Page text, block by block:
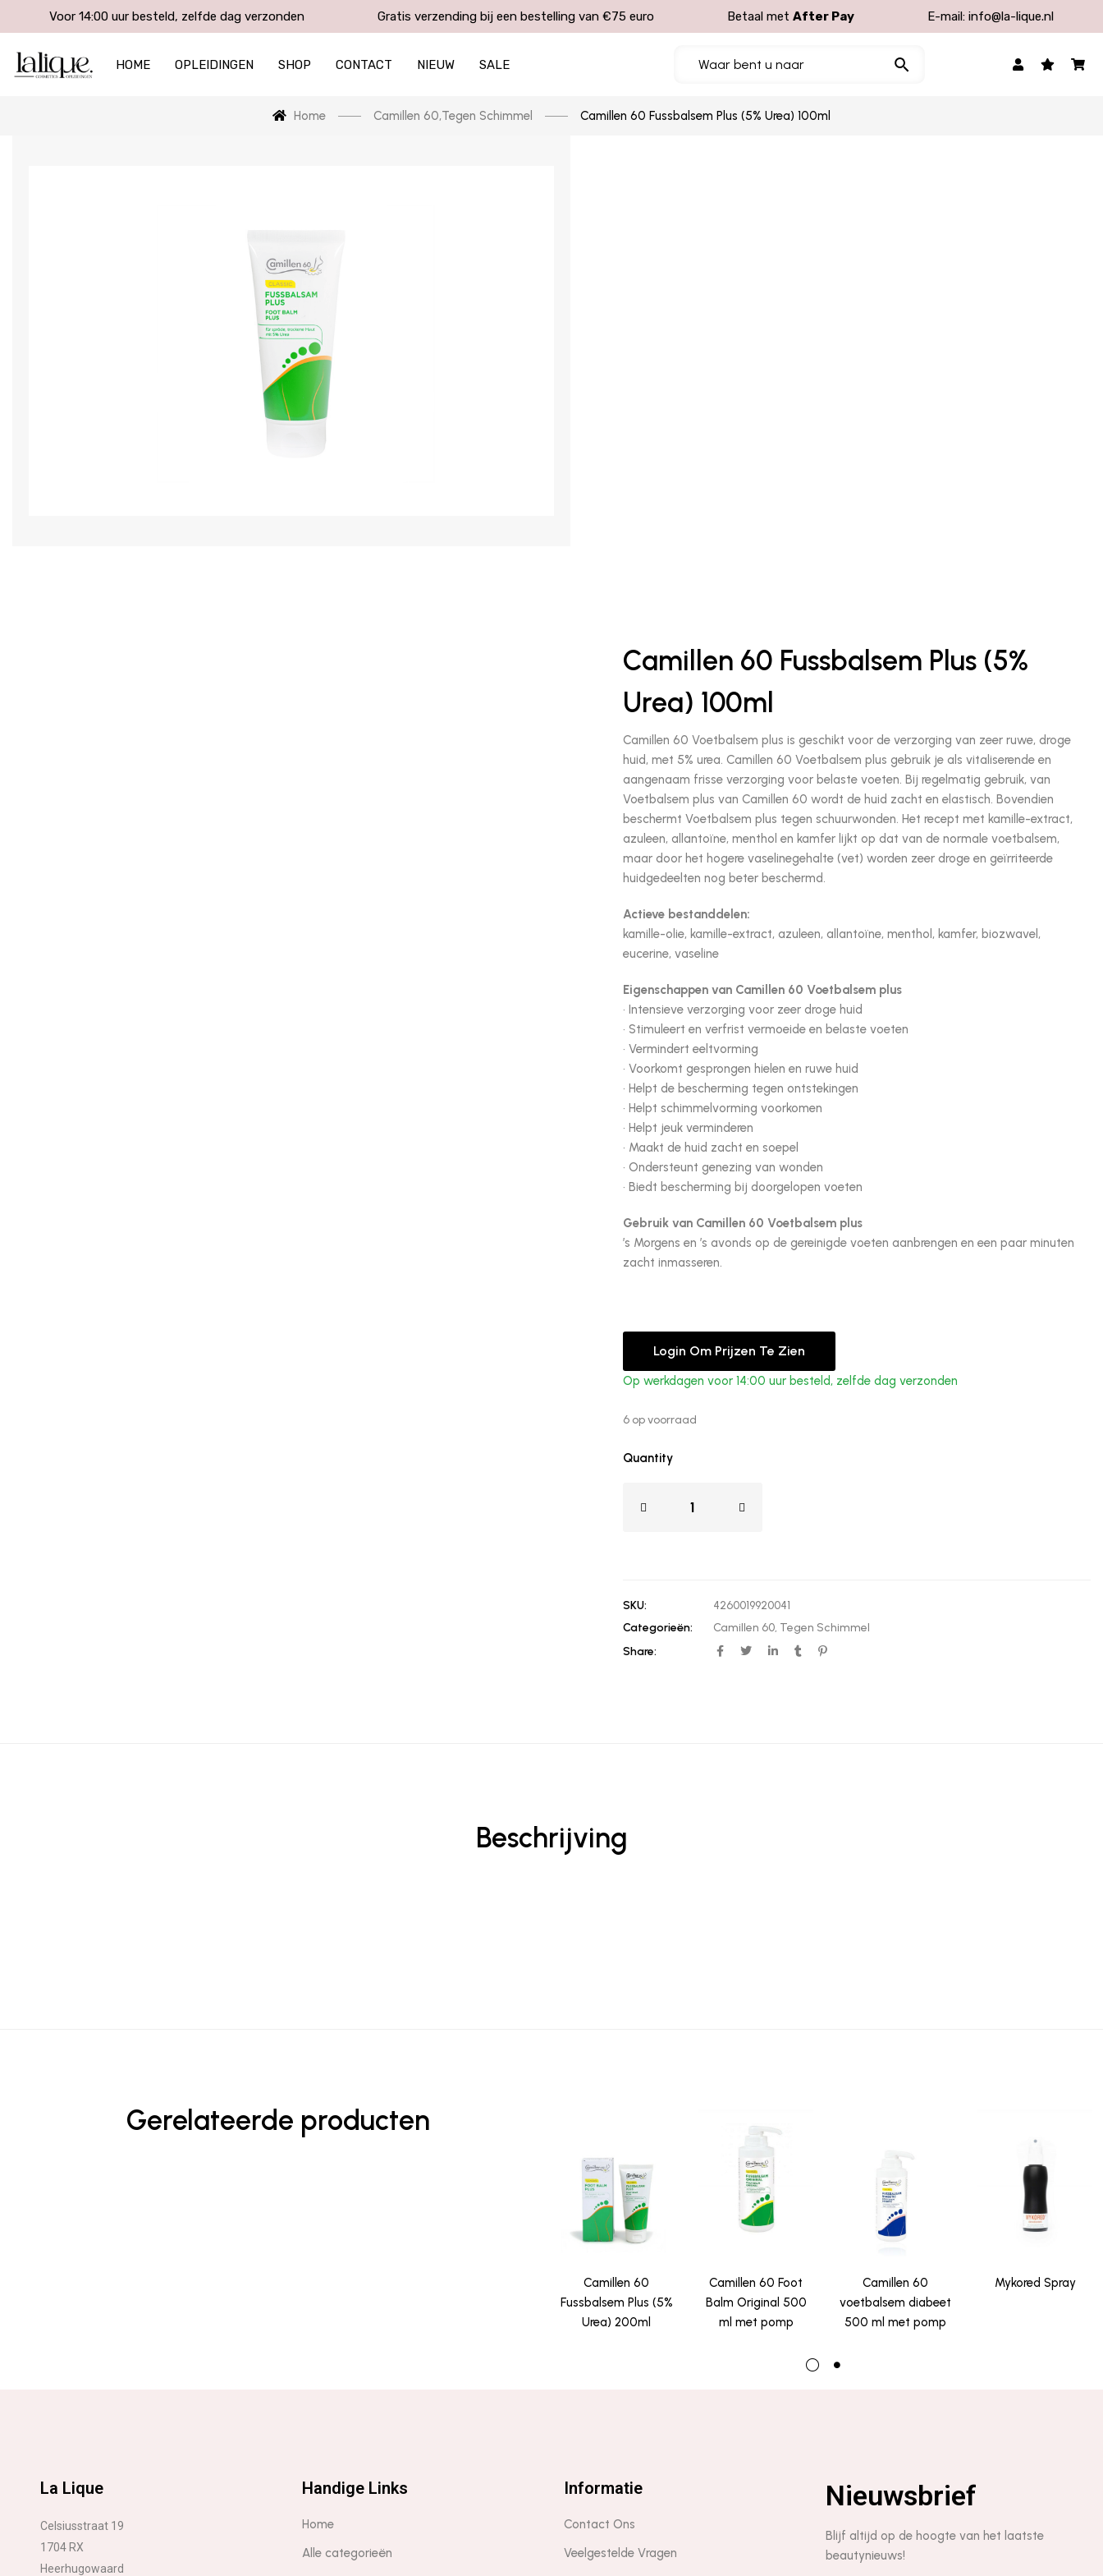
Voor 14:00 uur besteld, zelfde dag verzonden Gratis verzending bij een bestelling van €75 euro Betaal metAfter Pay E-mail:info@la-lique.nl
HOME OPLEIDINGEN SHOP CONTACT NIEUW SALE
Home Camillen 60,Tegen Schimmel Camillen 60 Fussbalsem Plus (5% Urea) 100ml
Camillen 60 Fussbalsem Plus (5%
Urea) 100ml
Camillen 60 Voetbalsem plus is geschikt voor de verzorging van zeer ruwe, droge
huid, met 5% urea. Camillen 60 Voetbalsem plus gebruik je als vitaliserende en
aangenaam frisse verzorging voor belaste voeten. Bij regelmatig gebruik, van
Voetbalsem plus van Camillen 60 wordt de huid zacht en elastisch. Bovendien
beschermt Voetbalsem plus tegen schuurwonden. Het recept met kamille-extract,
azuleen, allantoïne, menthol en kamfer lijkt op dat van de normale voetbalsem,
maar door het hogere vaselinegehalte (vet) worden zeer droge en geïrriteerde
huidgedeelten nog beter beschermd.
Actieve bestanddelen:
kamille-olie, kamille-extract, azuleen, allantoïne, menthol, kamfer, biozwavel,
eucerine, vaseline
Eigenschappen van Camillen 60 Voetbalsem plus
• Intensieve verzorging voor zeer droge huid
• Stimuleert en verfrist vermoeide en belaste voeten
• Vermindert eeltvorming
• Voorkomt gesprongen hielen en ruwe huid
• Helpt de bescherming tegen ontstekingen
• Helpt schimmelvorming voorkomen
• Helpt jeuk verminderen
• Maakt de huid zacht en soepel
• Ondersteunt genezing van wonden
• Biedt bescherming bij doorgelopen voeten
Gebruik van Camillen 60 Voetbalsem plus
’s Morgens en ’s avonds op de gereinigde voeten aanbrengen en een paar minuten
zacht inmasseren.
Login Om Prijzen Te Zien
Op werkdagen voor 14:00 uur besteld, zelfde dag verzonden
6 op voorraad
Quantity
SKU:
4260019920041
Categorieën:
Camillen 60, Tegen Schimmel
Share:
Beschrijving
Gerelateerde producten
Camillen 60
Fussbalsem Plus (5%
Urea) 200ml
Camillen 60 Foot
Balm Original 500
ml met pomp
Camillen 60
voetbalsem diabeet
500 ml met pomp
Mykored Spray
La Lique
Celsiusstraat 19
1704 RX
Heerhugowaard
Handige Links
Home
Alle categorieën
Informatie
Contact Ons
Veelgestelde Vragen
Nieuwsbrief
Blijf altijd op de hoogte van het laatste
beautynieuws!